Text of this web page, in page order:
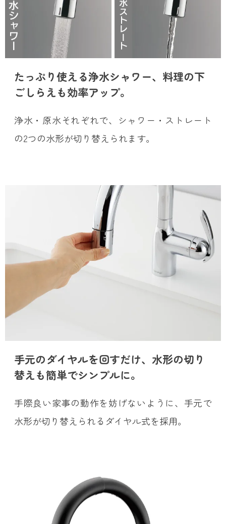
たっぷり使える浄水シャワー、料理の下
ごしらえも効率アップ。
浄水・原水それぞれで、シャワー・ストレート
の2つの水形が切り替えられます。
手元のダイヤルを回すだけ、水形の切り
替えも簡単でシンプルに。
手際良い家事の動作を妨げないように、手元で
水形が切り替えられるダイヤル式を採用。